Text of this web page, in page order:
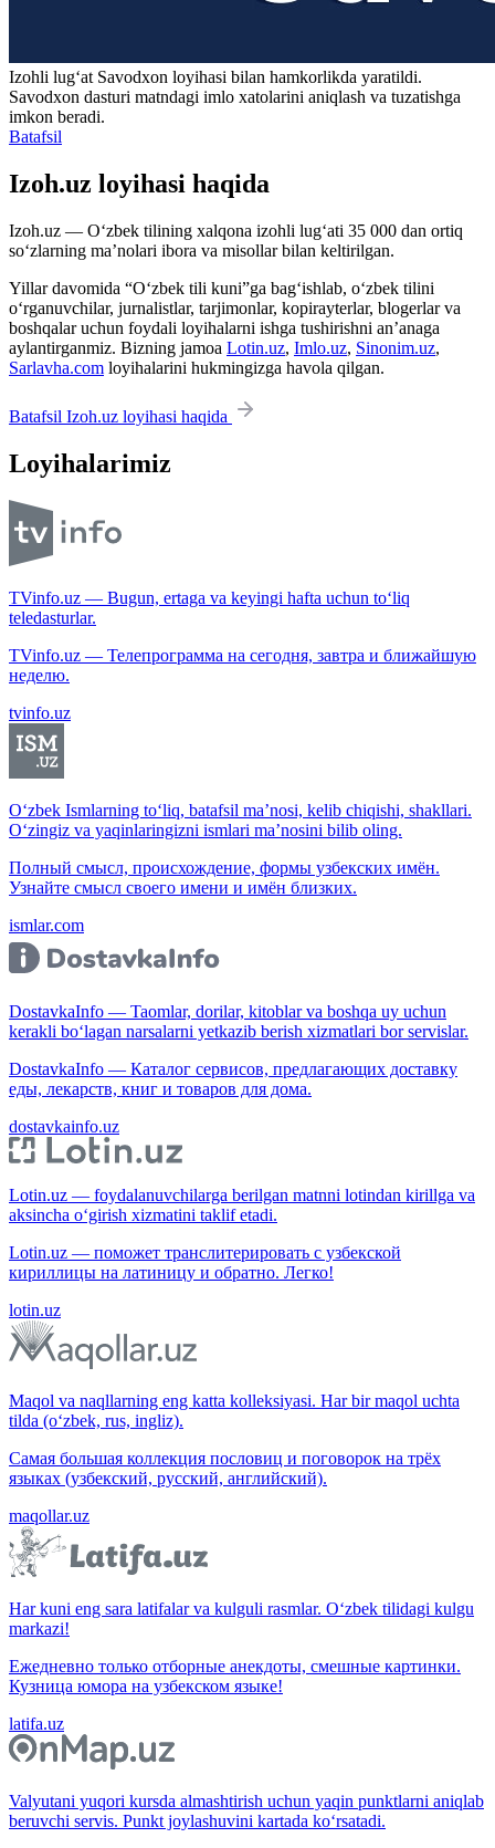
Izohli lugʻat Savodxon loyihasi bilan hamkorlikda yaratildi.
Savodxon dasturi matndagi imlo xatolarini aniqlash va tuzatishga
imkon beradi.
Batafsil
Izoh.uz loyihasi haqida
Izoh.uz — O‘zbek tilining xalqona izohli lug‘ati 35 000 dan ortiq
so‘zlarning ma’nolari ibora va misollar bilan keltirilgan.
Yillar davomida “O‘zbek tili kuni”ga bag‘ishlab, o‘zbek tilini
o‘rganuvchilar, jurnalistlar, tarjimonlar, kopirayterlar, blogerlar va
boshqalar uchun foydali loyihalarni ishga tushirishni an’anaga
aylantirganmiz. Bizning jamoa Lotin.uz, Imlo.uz, Sinonim.uz,
Sarlavha.com loyihalarini hukmingizga havola qilgan.
Batafsil Izoh.uz loyihasi haqida
Loyihalarimiz
TVinfo.uz — Bugun, ertaga va keyingi hafta uchun to‘liq
teledasturlar.
TVinfo.uz — Телепрограмма на сегодня, завтра и ближайшую
неделю.
tvinfo.uz
O‘zbek Ismlarning to‘liq, batafsil ma’nosi, kelib chiqishi, shakllari.
O‘zingiz va yaqinlaringizni ismlari ma’nosini bilib oling.
Полный смысл, происхождение, формы узбекских имён.
Узнайте смысл своего имени и имён близких.
ismlar.com
DostavkaInfo — Taomlar, dorilar, kitoblar va boshqa uy uchun
kerakli bo‘lagan narsalarni yetkazib berish xizmatlari bor servislar.
DostavkaInfo — Каталог сервисов, предлагающих доставку
еды, лекарств, книг и товаров для дома.
dostavkainfo.uz
Lotin.uz — foydalanuvchilarga berilgan matnni lotindan kirillga va
aksincha o‘girish xizmatini taklif etadi.
Lotin.uz — поможет транслитерировать с узбекской
кириллицы на латиницу и обратно. Легко!
lotin.uz
Maqol va naqllarning eng katta kolleksiyasi. Har bir maqol uchta
tilda (o‘zbek, rus, ingliz).
Самая большая коллекция пословиц и поговорок на трёх
языках (узбекский, русский, английский).
maqollar.uz
Har kuni eng sara latifalar va kulguli rasmlar. O‘zbek tilidagi kulgu
markazi!
Ежедневно только отборные анекдоты, смешные картинки.
Кузница юмора на узбекском языке!
latifa.uz
Valyutani yuqori kursda almashtirish uchun yaqin punktlarni aniqlab
beruvchi servis. Punkt joylashuvini kartada ko‘rsatadi.